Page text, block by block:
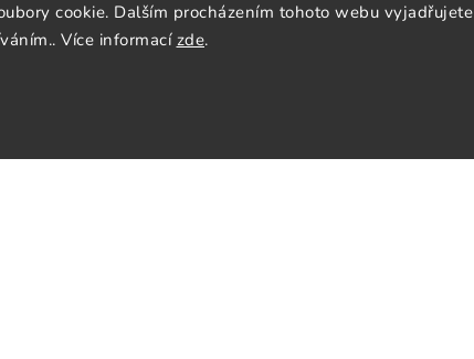
cookie. Dalším procházením tohoto webu vyjadřujete
Více informací zde.
Sledujte nás